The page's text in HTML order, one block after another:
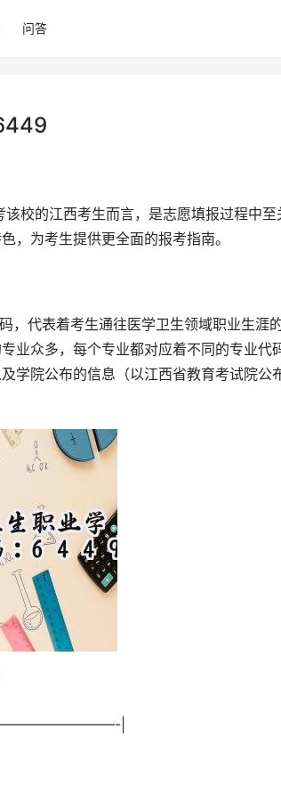
问答
，为考生提供更全面的报考指南。
业众多，每个专业都对应着不同的专业代
学院公布的信息（以江西省教育考试院公
|